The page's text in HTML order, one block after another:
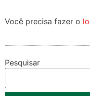
Você precisa fazer o
Pesquisar